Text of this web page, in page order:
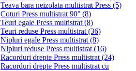
Teava bara neizolata multistrat Press (5)
Coturi Press multistrat 90° (8)
Teuri egale Press multistrat (8)
Teuri reduse Press multistrat (36)
Nipluri egale Press multistrat (8)
Nipluri reduse Press multistrat (16)
Racorduri drepte Press multistrat (24)
Racorduri drepte Press multistrat cu